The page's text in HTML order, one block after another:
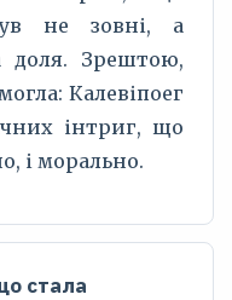
не зовні, а
доля. Зрештою,
Калевіпоег
інтриг, що
і морально.
стала